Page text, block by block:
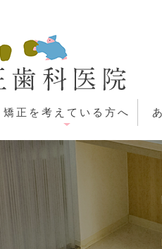
矯正を考えている方へ